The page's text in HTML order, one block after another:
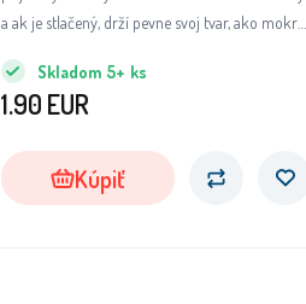
a ak je stlačený, drží pevne svoj tvar, ako mokrý
Skladom 5+ ks
1.90 EUR
Kúpiť